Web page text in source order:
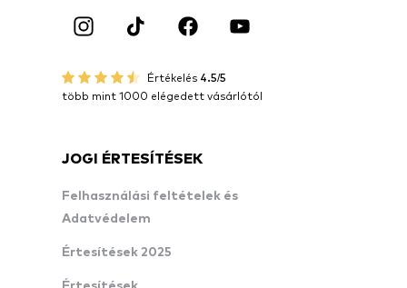
Értékelés 4.5/5
több mint 1000 elégedett vásárlótól
JOGI ÉRTESÍTÉSEK
Felhasználási feltételek és
Adatvédelem
Értesítések 2025